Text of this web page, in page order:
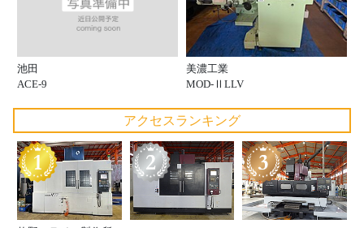
池田
ACE-9
美濃工業
MOD-ⅡLLV
アクセスランキング